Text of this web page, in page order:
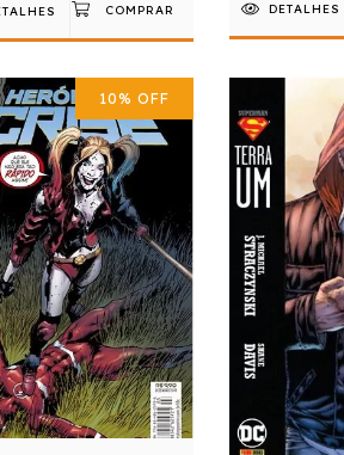
DETALHES
10% OFF